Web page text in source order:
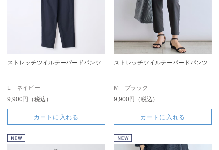
ストレッチツイルテーパードパンツ
L ネイビー
9,900円（税込）
カートに入れる
ストレッチツイルテーパードパンツ
M ブラック
9,900円（税込）
カートに入れる